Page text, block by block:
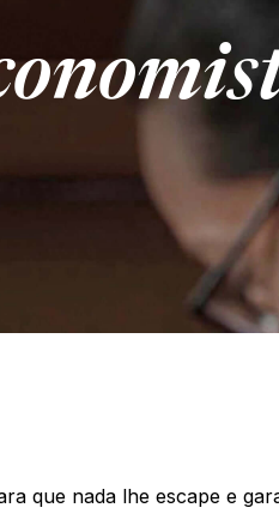
que nada lhe escape e